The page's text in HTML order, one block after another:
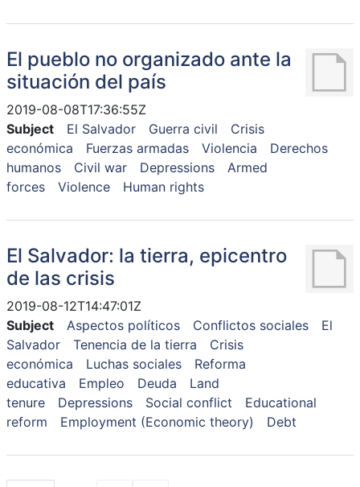
El pueblo no organizado ante la
situación del país
2019-08-08T17:36:55Z
Subject
El Salvador Guerra civil
Crisis
económica
Fuerzas armadas Violencia
Derechos
humanos
Civil war Depressions
Armed
forces
Violence Human rights
El Salvador: la tierra, epicentro
de las crisis
2019-08-12T14:47:01Z
Subject
Aspectos políticos Conflictos sociales
El
Salvador
Tenencia de la tierra
Crisis
económica
Luchas sociales
Reforma
educativa
Empleo Deuda
Land
tenure
Depressions Social conflict
Educational
reform
Employment (Economic theory) Debt